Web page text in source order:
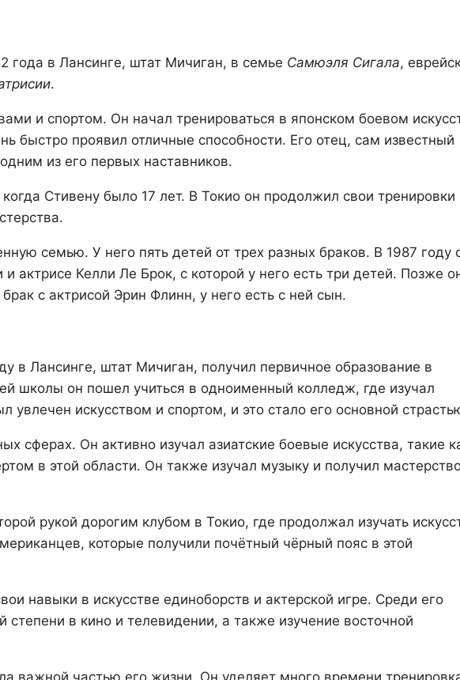
года в Лансинге, штат Мичиган, в семье Самюэля Сигала,
.
и спортом. Он начал тренироваться в японском боевом
быстро проявил отличные способности. Его отец, сам известный
из его первых наставников.
Стивену было 17 лет. В Токио он продолжил свои тренировки
семью. У него пять детей от трех разных браков. В 1987 году
актрисе Келли Ле Брок, с которой у него есть три детей. Позже
с актрисой Эрин Флинн, у него есть с ней сын.
в Лансинге, штат Мичиган, получил первичное образование в
школы он пошел учиться в одноименный колледж, где изучал
увлечен искусством и спортом, и это стало его основной
сферах. Он активно изучал азиатские боевые искусства, такие
в этой области. Он также изучал музыку и получил
рукой дорогим клубом в Токио, где продолжал изучать
которые получили почётный чёрный пояс в этой
навыки в искусстве единоборств и актерской игре. Среди его
в кино и телевидении, а также изучение восточной